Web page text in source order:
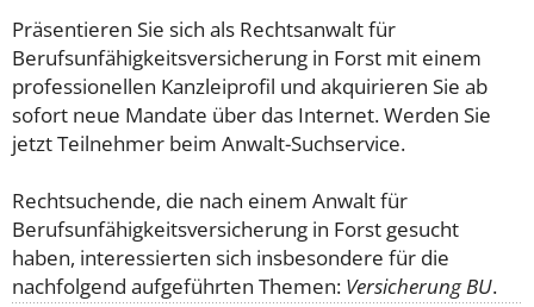
Präsentieren Sie sich als Rechtsanwalt für
Berufsunfähigkeitsversicherung in Forst mit einem
professionellen Kanzleiprofil und akquirieren Sie ab
sofort neue Mandate über das Internet. Werden Sie
jetzt Teilnehmer beim Anwalt-Suchservice.
Rechtsuchende, die nach einem Anwalt für
Berufsunfähigkeitsversicherung in Forst gesucht
haben, interessierten sich insbesondere für die
nachfolgend aufgeführten Themen: Versicherung BU.